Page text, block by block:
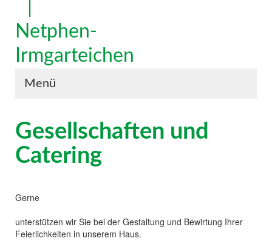
Menü
Gesellschaften und
Catering
Gerne
unterstützen wir Sie bei der Gestaltung und Bewirtung Ihrer
Feierlichkeiten in unserem Haus.